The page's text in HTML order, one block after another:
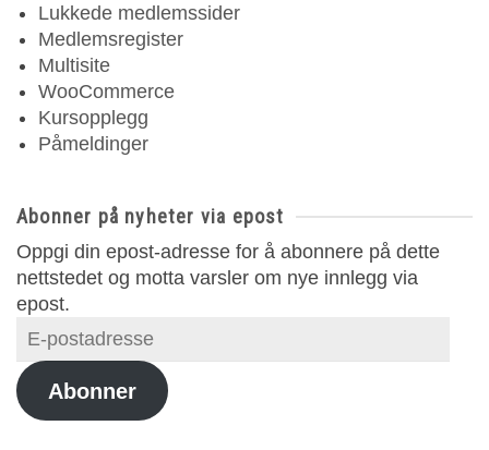
Lukkede medlemssider
Medlemsregister
Multisite
WooCommerce
Kursopplegg
Påmeldinger
Abonner på nyheter via epost
Oppgi din epost-adresse for å abonnere på dette
nettstedet og motta varsler om nye innlegg via
epost.
E-
postadresse
Abonner